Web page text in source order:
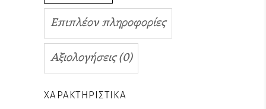
Επιπλέον πληροφορίες
Αξιολογήσεις (0)
ΧΑΡΑΚΤΗΡΙΣΤΙΚΆ